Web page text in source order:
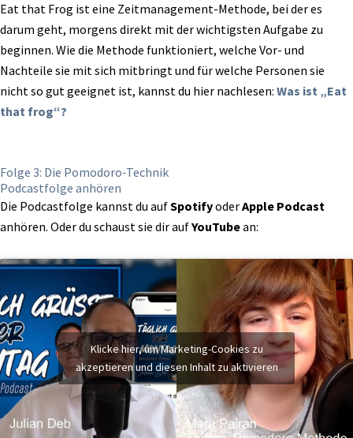
Eat that Frog ist eine Zeitmanagement-Methode, bei der es
darum geht, morgens direkt mit der wichtigsten Aufgabe zu
beginnen. Wie die Methode funktioniert, welche Vor- und
Nachteile sie mit sich mitbringt und für welche Personen sie
nicht so gut geeignet ist, kannst du hier nachlesen: Was ist „Eat
that frog“?
Folge 3: Die Pomodoro-Technik
Podcastfolge anhören
Die Podcastfolge kannst du aufSpotifyoderApple Podcast
anhören. Oder du schaust sie dir aufYouTubean:
Klicke hier, um Marketing-Cookies zu
akzeptieren und diesen Inhalt zu aktivieren